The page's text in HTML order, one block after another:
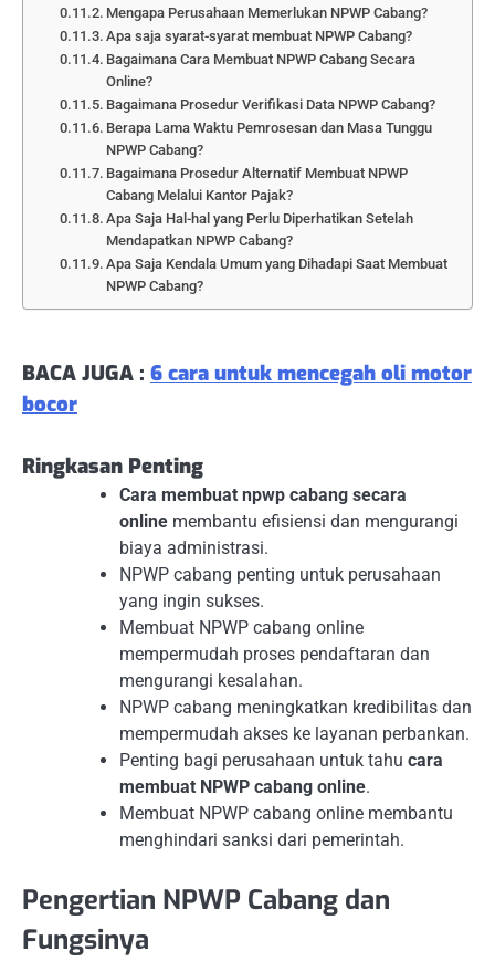
Mengapa Perusahaan Memerlukan NPWP Cabang?
Apa saja syarat-syarat membuat NPWP Cabang?
Bagaimana Cara Membuat NPWP Cabang Secara
Online?
Bagaimana Prosedur Verifikasi Data NPWP Cabang?
Berapa Lama Waktu Pemrosesan dan Masa Tunggu
NPWP Cabang?
Bagaimana Prosedur Alternatif Membuat NPWP
Cabang Melalui Kantor Pajak?
Apa Saja Hal-hal yang Perlu Diperhatikan Setelah
Mendapatkan NPWP Cabang?
Apa Saja Kendala Umum yang Dihadapi Saat Membuat
NPWP Cabang?
BACA JUGA : 6 cara untuk mencegah oli motor
bocor
Ringkasan Penting
Cara membuat npwp cabang secara
online membantu efisiensi dan mengurangi
biaya administrasi.
NPWP cabang penting untuk perusahaan
yang ingin sukses.
Membuat NPWP cabang online
mempermudah proses pendaftaran dan
mengurangi kesalahan.
NPWP cabang meningkatkan kredibilitas dan
mempermudah akses ke layanan perbankan.
Penting bagi perusahaan untuk tahu cara
membuat NPWP cabang online.
Membuat NPWP cabang online membantu
menghindari sanksi dari pemerintah.
Pengertian NPWP Cabang dan
Fungsinya